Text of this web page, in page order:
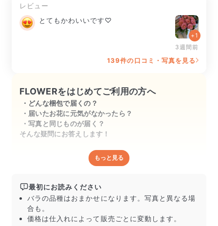
レビュー
とてもかわいいです♡
+1
3週間前
139件の口コミ・写真を見る
FLOWERをはじめてご利用の方へ
どんな梱包で届くの？
届いたお花に元気がなかったら？
写真と同じものが届く？
そんな疑問にお答えします！
どんな梱包で届くの？
し、専用ボックスに丁寧に梱包してお届けしています。
きゅっとまとめられて一見窮屈そうに見えますが、輸送
中の衝撃による折れや擦れを軽減する効果があります。
もっと見る
最初にお読みください
バラの品種はおまかせになります。写真と異なる場
合も。
価格は仕入れによって販売ごとに変動します。